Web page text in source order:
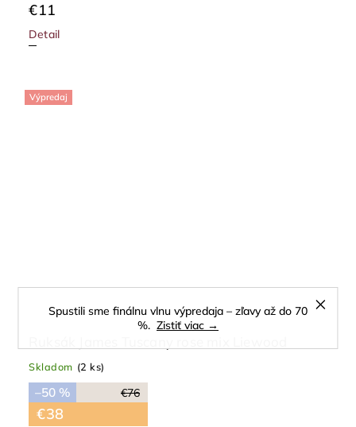
Spustili sme finálnu vlnu výpredaja – zľavy až do 70
%. Zistiť viac →
€11
Detail
Výpredaj
Skladom (2 ks)
€76
–50 %
€38